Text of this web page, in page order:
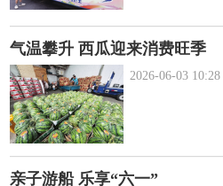
气温攀升 西瓜迎来消费旺季
2026-06-03 10:28
亲子游船 乐享“六一”